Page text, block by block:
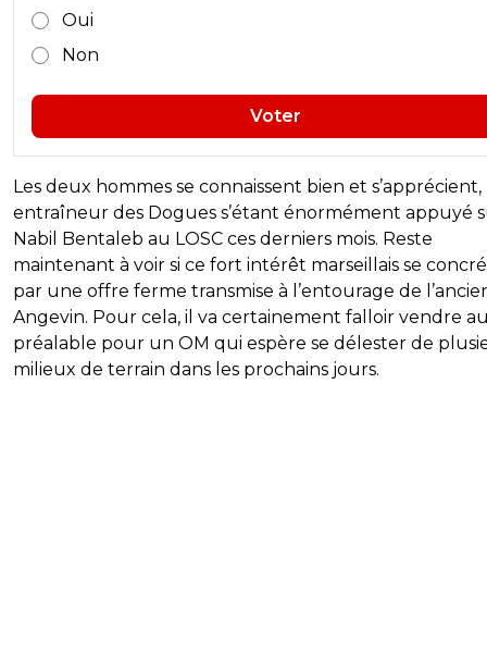
Oui
Non
Voter
Les deux hommes se connaissent bien et s’apprécient,
entraîneur des Dogues s’étant énormément appuyé
Nabil Bentaleb au LOSC ces derniers mois. Reste
maintenant à voir si ce fort intérêt marseillais se
par une offre ferme transmise à l’entourage de
Angevin. Pour cela, il va certainement falloir vendre
préalable pour un OM qui espère se délester de
milieux de terrain dans les prochains jours.